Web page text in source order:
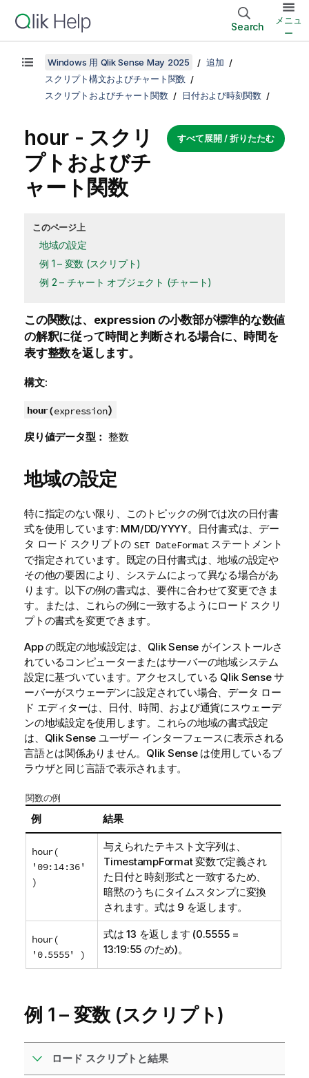
Search
メニュ
ー
Windows 用 Qlik Sense May 2025
追加
スクリプト構文およびチャート関数
スクリプトおよびチャート関数
日付および時刻関数
すべて展開 / 折りたたむ
hour - スクリ
プトおよびチ
ャート関数
このページ上
地域の設定
例 1 – 変数 (スクリプト)
例 2 – チャート オブジェクト (チャート)
この関数は、 expression の小数部が標準的な数値
の解釈に従って時間と判断される場合に、時間を
表す整数を返します。
構文:
hour(expression)
戻り値データ型： 整数
地域の設定
特に指定のない限り、このトピックの例では次の日付書
式を使用しています: MM/DD/YYYY。日付書式は、デー
タ ロード スクリプトの SET DateFormatステートメント
で指定されています。既定の日付書式は、地域の設定や
その他の要因により、システムによって異なる場合があ
ります。以下の例の書式は、要件に合わせて変更できま
す。または、これらの例に一致するようにロード スクリ
プトの書式を変更できます。
App の既定の地域設定は、 Qlik Sense がインストールさ
れているコンピューターまたはサーバーの地域システム
設定に基づいています。アクセスしている Qlik Senseサ
ーバーがスウェーデンに設定されてい場合、データ ロー
ド エディターは、日付、時間、および通貨にスウェーデ
ンの地域設定を使用します。これらの地域の書式設定
は、 Qlik Sense ユーザー インターフェースに表示される
言語とは関係ありません。 Qlik Senseは使用しているブ
ラウザと同じ言語で表示されます。
関数の例
例 結果
hour(
'09:14:36'
)
与えられたテキスト文字列は、
TimestampFormat 変数で定義され
た日付と時刻形式と一致するため、
暗黙のうちにタイムスタンプに変換
されます。式は 9 を返します。
hour(
'0.5555' )
式は 13 を返します (0.5555 =
13:19:55 のため)。
例 1 – 変数 (スクリプト)
ロード スクリプトと結果